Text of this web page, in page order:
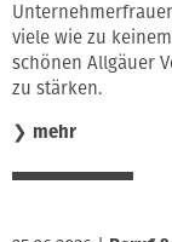
viele wie zu
schönen Allgäuer
zu stärken.
❯ mehr